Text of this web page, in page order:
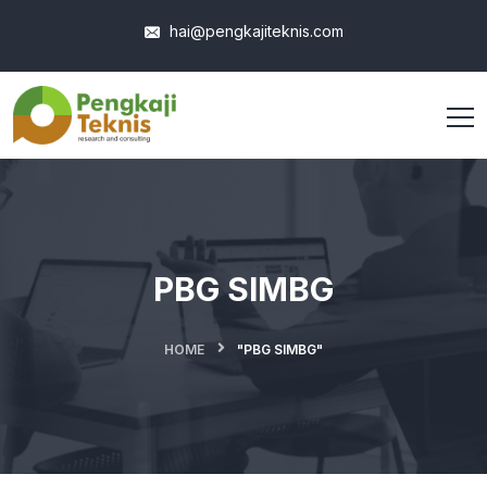
hai@pengkajiteknis.com
PBG SIMBG
HOME "PBG SIMBG"